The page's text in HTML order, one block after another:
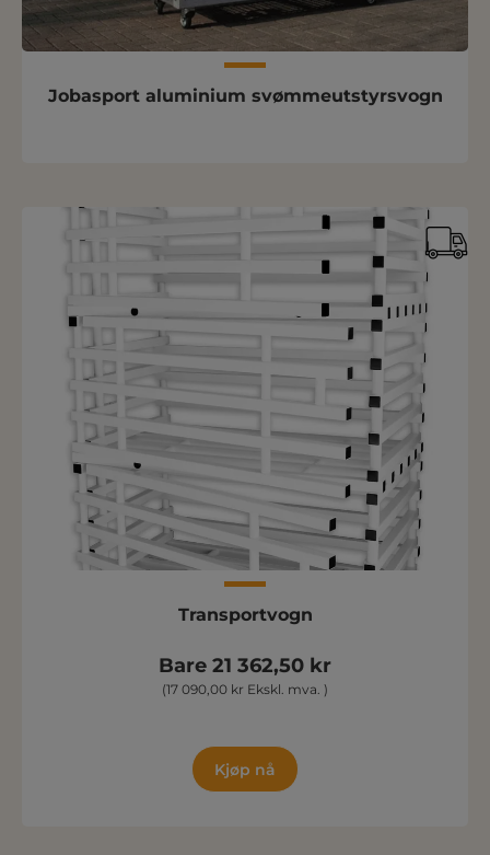
Jobasport aluminium svømmeutstyrsvogn
Transportvogn
Bare 21 362,50 kr
(17 090,00 kr Ekskl. mva. )
Kjøp nå